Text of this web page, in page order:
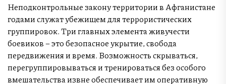
Неподконтрольные закону территории в Афганистане
годами служат убежищем для террористических
группировок. Три главных элемента живучести
боевиков – это безопасное укрытие, свобода
передвижения и время. Возможность скрываться,
перегруппировываться и тренироваться без особого
вмешательства извне обеспечивает им оперативную